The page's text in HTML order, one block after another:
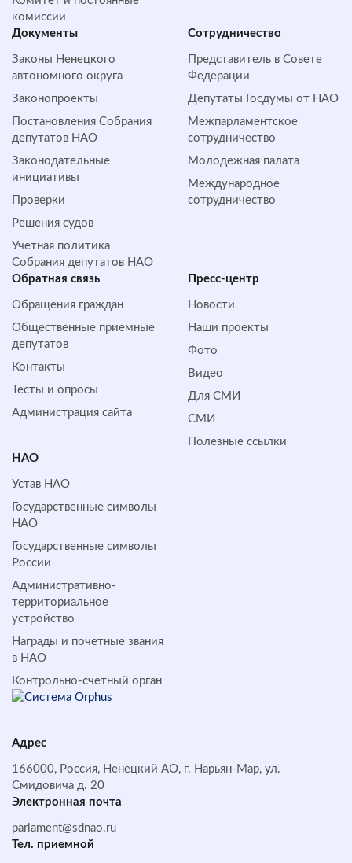
комиссии
Документы
Законы Ненецкого
автономного округа
Законопроекты
Постановления Собрания
депутатов НАО
Законодательные
инициативы
Проверки
Решения судов
Учетная политика
Собрания депутатов НАО
Сотрудничество
Представитель в Совете
Федерации
Депутаты Госдумы от НАО
Межпарламентское
сотрудничество
Молодежная палата
Международное
сотрудничество
Обратная cвязь
Обращения граждан
Общественные приемные
депутатов
Контакты
Тесты и опросы
Администрация сайта
Пресс-центр
Новости
Наши проекты
Фото
Видео
Для СМИ
СМИ
Полезные ссылки
НАО
Устав НАО
Государственные символы
НАО
Государственные символы
России
Административно-
территориальное
устройство
Награды и почетные звания
в НАО
Контрольно-счетный орган
Адрес
166000, Россия, Ненецкий АО, г. Нарьян-Мар, ул.
Смидовича д. 20
Электронная почта
parlament@sdnao.ru
Тел. приемной